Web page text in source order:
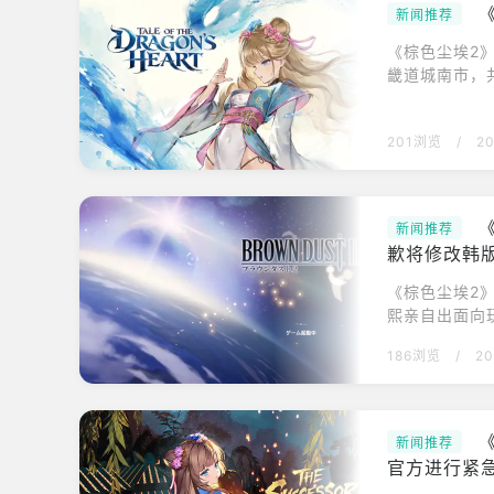
新闻推荐
《棕色尘埃2
畿道城南市，
与主线故事不
201浏览 /
新闻推荐
歉将修改韩
《棕色尘埃2
熙亲自出面向
到完整游戏
186浏览 /
新闻推荐
官方进行紧